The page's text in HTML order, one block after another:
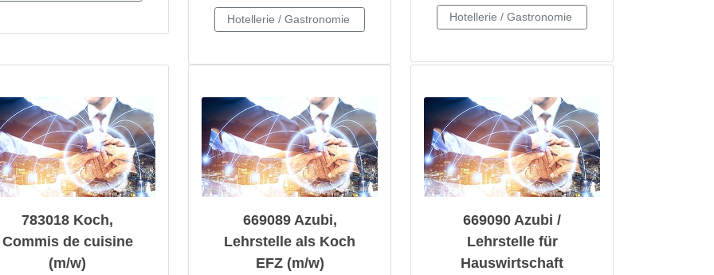
783018 Koch,
Commis de cuisine
(m/w)
669089 Azubi,
Lehrstelle als Koch
EFZ (m/w)
669090 Azubi /
Lehrstelle für
Hauswirtschaft